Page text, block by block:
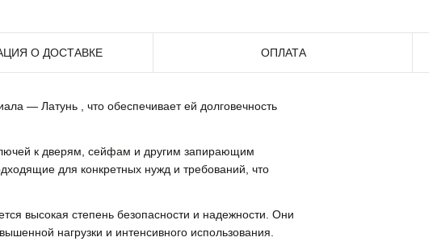
О ДОСТАВКЕ ОПЛАТА
— Латунь , что обеспечивает ей долговечность
к дверям, сейфам и другим запирающим
для конкретных нужд и требований, что
высокая степень безопасности и надежности. Они
нагрузки и интенсивного использования.